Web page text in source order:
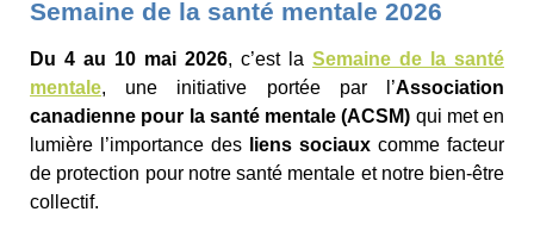
Semaine de la santé mentale 2026
Du 4 au 10 mai 2026, c’est la Semaine de la santé
mentale, une initiative portée par l’Association
canadienne pour la santé mentale (ACSM) qui met en
lumière l’importance des
liens sociaux comme facteur
de protection pour notre santé mentale et notre bien-être
collectif.